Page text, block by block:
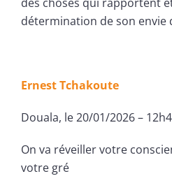
détermination de son envie
Ernest Tchakoute
Douala, le 20/01/2026 –
On va réveiller votre
votre gré